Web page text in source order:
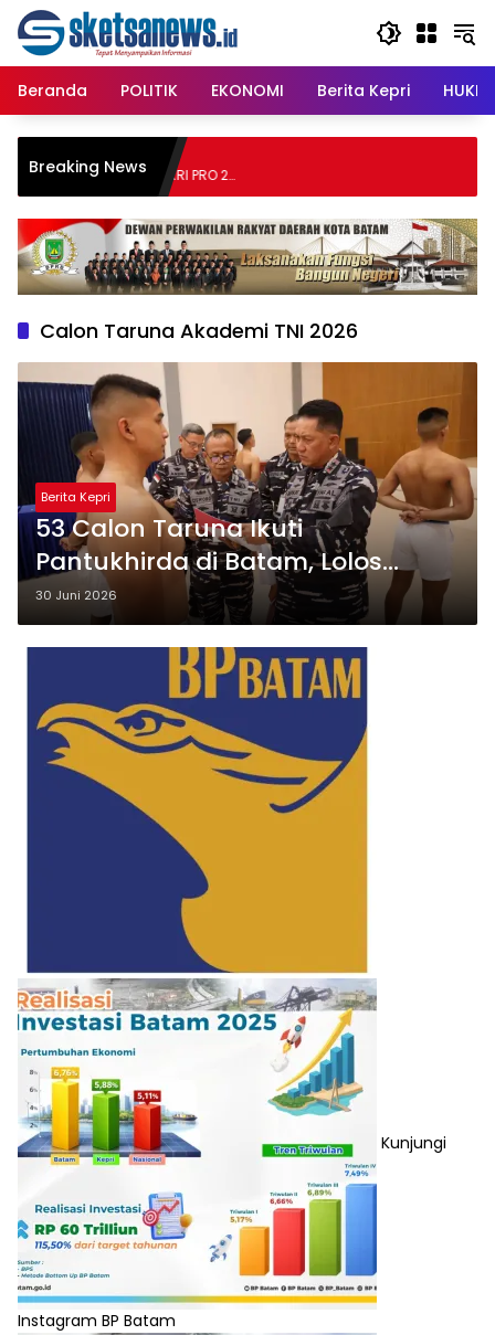
content
Langsung
konten
Beranda
POLITIK EKONOMI Berita Kepri
Breaking News
Tak Lagi
Corner RRI PRO 2
Hadirkan Suasana
Calon Taruna Akademi TNI 2026
Berita Kepri
53 Calon Taruna Ikuti
Pantukhirda di Batam, Lolos
Seleksi Daerah Menuju Tingkat
Pusat
30 Juni 2026
Kunjungi
Instagram BP Batam